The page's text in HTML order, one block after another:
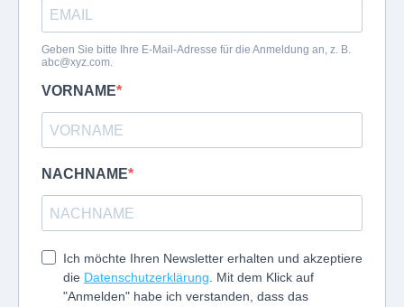
Geben Sie bitte Ihre E-Mail-Adresse für die Anmeldung an, z. B.
abc@xyz.com.
VORNAME
NACHNAME
Ich möchte Ihren Newsletter erhalten und akzeptiere
die Datenschutzerklärung . Mit dem Klick auf
"Anmelden" habe ich verstanden, dass das